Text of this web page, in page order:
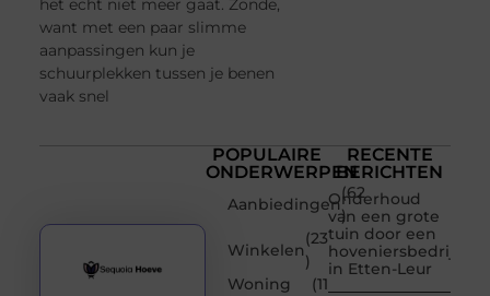
het echt niet meer gaat. Zonde,
want met een paar slimme
aanpassingen kun je
schuurplekken tussen je benen
vaak snel
POPULAIRE
ONDERWERPEN
Aanbiedingen
(62
)
Winkelen
(23
)
Woning
(11
RECENTE
BERICHTEN
Onderhoud
van een grote
tuin door een
hoveniersbedrijf
in Etten-Leur